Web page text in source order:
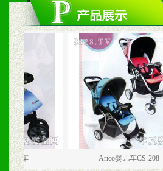
Arico婴儿车CS-208